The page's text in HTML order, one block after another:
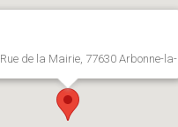
de la Mairie, 77630 Arbonne-la-